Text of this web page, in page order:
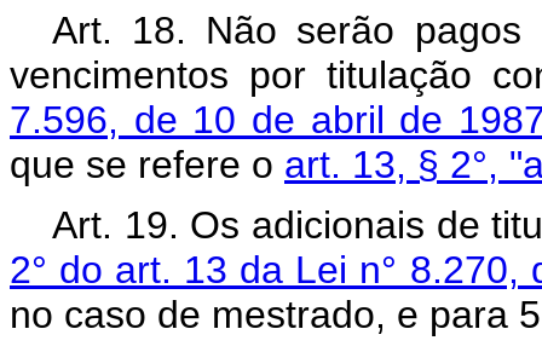
Art. 18. Não serão pagos
vencimentos por titulação
7.596, de 10 de abril de
que se refere o art. 13, § 2°,
Art. 19. Os adicionais de
2° do art. 13 da Lei n° 8.270,
no caso de mestrado, e para